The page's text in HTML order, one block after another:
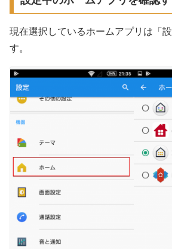
現在選択しているホームアプリは「
す。